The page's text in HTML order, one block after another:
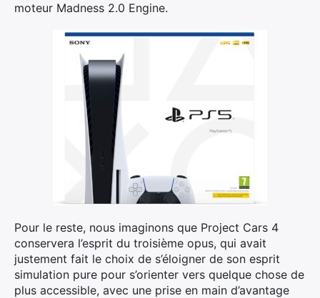
moteur Madness 2.0 Engine.
Pour le reste, nous imaginons que Project Cars 4
conservera l’esprit du troisième opus, qui avait
justement fait le choix de s’éloigner de son esprit
simulation pure pour s’orienter vers quelque chose de
plus accessible, avec une prise en main d’avantage